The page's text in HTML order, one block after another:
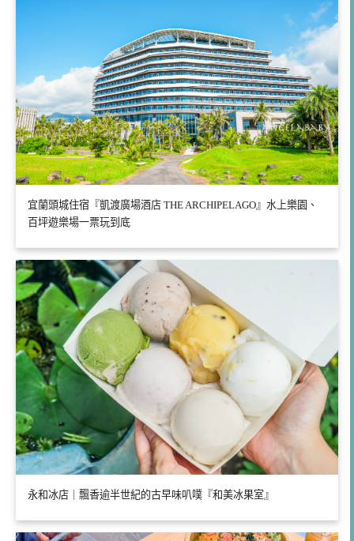
宜蘭頭城住宿『凱渡廣場酒店 THE ARCHIPELAGO』水上樂園、
百坪遊樂場一票玩到底
永和冰店｜飄香逾半世紀的古早味叭噗『和美冰果室』